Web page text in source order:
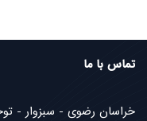
تماس با ما
خراسان رضوی - سبزوار -